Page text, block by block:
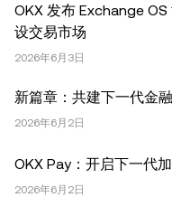
OKX，经许可使用。”允
出处，例如“文章名称
OKX”。部分内容可能由
OKX 发布 Exchange
设交易市场
2026年6月3日
新篇章：共建下一代金
2026年6月2日
OKX Pay：开启下一代
2026年6月2日